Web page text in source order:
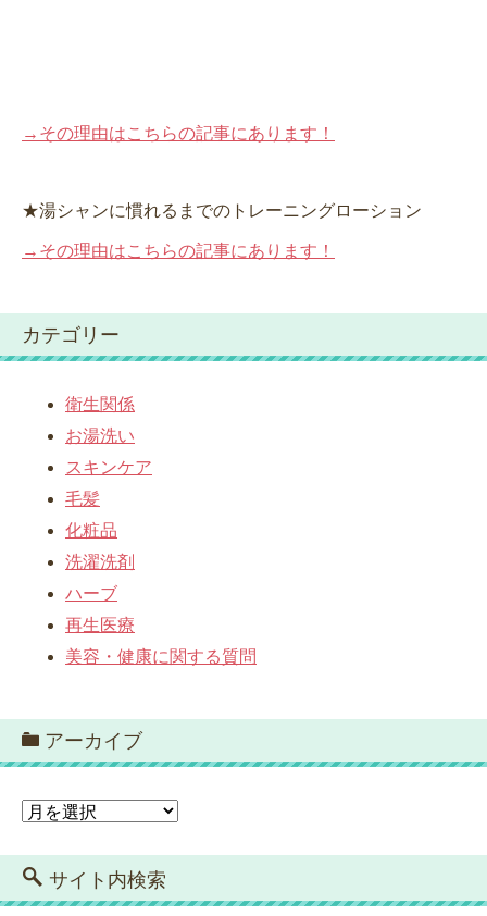
→その理由はこちらの記事にあります！
★湯シャンに慣れるまでのトレーニングローション
→その理由はこちらの記事にあります！
カテゴリー
衛生関係
お湯洗い
スキンケア
毛髪
化粧品
洗濯洗剤
ハーブ
再生医療
美容・健康に関する質問
アーカイブ
ア
カ
イ
ブ
サイト内検索